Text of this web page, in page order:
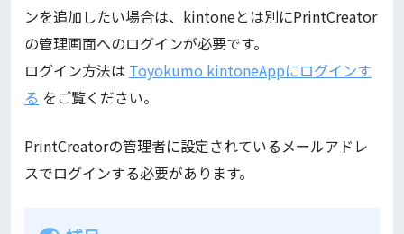
ンを追加したい場合は、kintoneとは別にPrintCreator
の管理画面へのログインが必要です。
ログイン方法は Toyokumo kintoneAppにログインす
る をご覧ください。
PrintCreatorの管理者に設定されているメールアドレ
スでログインする必要があります。